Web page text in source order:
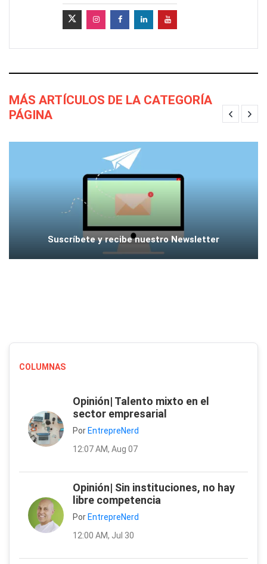
MÁS ARTÍCULOS DE LA CATEGORÍA
PÁGINA
Suscríbete y recibe nuestro Newsletter
COLUMNAS
Opinión| Talento mixto en el
sector empresarial
Por EntrepreNerd
12:07 AM, Aug 07
Opinión| Sin instituciones, no hay
libre competencia
Por EntrepreNerd
12:00 AM, Jul 30